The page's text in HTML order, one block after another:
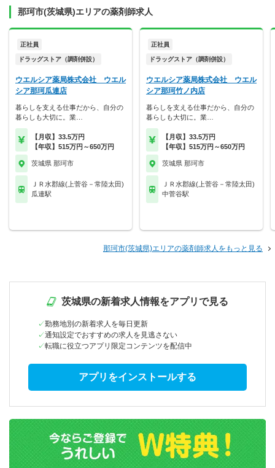
那珂市(茨城県)エリアの薬剤師求人
正社員
ドラッグストア（調剤併設）
ウエルシア薬局株式会社 ウエル
シア那珂瓜連店
暮らしを支える仕事だから、自分の
暮らしも大切に。業…
【月収】33.5万円
【年収】515万円～650万円
茨城県 那珂市
ＪＲ水郡線(上菅谷－常陸太田)
瓜連駅
正社員
ドラッグストア（調剤併設）
ウエルシア薬局株式会社 ウエル
シア那珂竹ノ内店
暮らしを支える仕事だから、自分の
暮らしも大切に。業…
【月収】33.5万円
【年収】515万円～650万円
茨城県 那珂市
ＪＲ水郡線(上菅谷－常陸太田)
中菅谷駅
那珂市(茨城県)エリアの薬剤師求人をもっと見る
茨城県の新着求人情報をアプリで見る
勤務地別の新着求人を毎日更新
通知設定でおすすめの求人を見逃さない
転職に役立つアプリ限定コンテンツを配信中
アプリをインストールする